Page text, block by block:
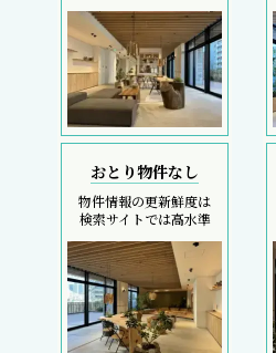
おとり物件なし
物件情報の更新鮮度は
検索サイトでは高水準